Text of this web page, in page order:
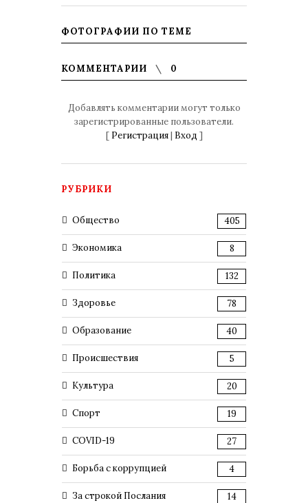
ФОТОГРАФИИ ПО ТЕМЕ
КОММЕНТАРИИ 0
Добавлять комментарии могут только
зарегистрированные пользователи.
[ Регистрация| Вход ]
РУБРИКИ
Общество 405
Экономика 8
Политика 132
Здоровье 78
Образование 40
Происшествия 5
Культура 20
Спорт 19
COVID-19 27
Борьба с коррупцией 4
За строкой Послания 14